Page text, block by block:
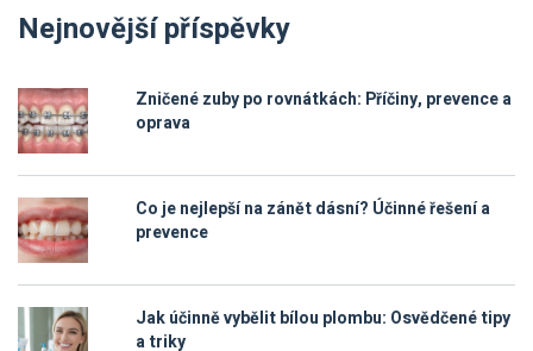
Nejnovější příspěvky
Zničené zuby po rovnátkách: Příčiny, prevence a
oprava
Co je nejlepší na zánět dásní? Účinné řešení a
prevence
Jak účinně vybělit bílou plombu: Osvědčené tipy
a triky